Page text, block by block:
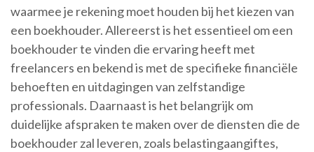
waarmee je rekening moet houden bij het kiezen van
een boekhouder. Allereerst is het essentieel om een
boekhouder te vinden die ervaring heeft met
freelancers en bekend is met de specifieke financiële
behoeften en uitdagingen van zelfstandige
professionals. Daarnaast is het belangrijk om
duidelijke afspraken te maken over de diensten die de
boekhouder zal leveren, zoals belastingaangiftes,